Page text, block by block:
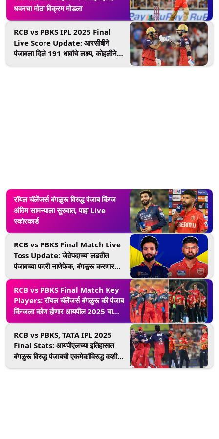
धवनचा मोठा विक्रम मोडला
RCB vs PBKS IPL 2025 Final
Live Score Update: आरसीबीने
पंजाबला दिले 191 धावांचे लक्ष्य, कोहलीने
रॉयल चॅलेंजर्स बंगळुरू विरुद्ध पंजाब किंग्ज
अंतिम सामन्याला सुरुवात, पाहा Live
स्कोरकार्ड
RCB vs PBKS Final Match Live
Toss Update: जेतेपदाच्या लढतीत
पंजाबच्या पदरी नाणेफेक, बंगळुरू करणार
प्रथम फलंदाजी; पाहा प्लेइंग 11
RCB vs PBKS Final Match Key
Players: रॉयल चॅलेंजर्स बंगळुरू की पंजाब
किंग्जला कोण होणार आयपील 2025 चा
विजेता, सर्वांच्या नजरा असतील 'या' दिग्गज
खेळाडूंवर
RCB vs PBKS, TATA IPL 2025
Final Stats: आयपीएलच्या इतिहासात
बंगळुरू विरुद्ध पंजाबची एकमेकांविरुद्ध कशी